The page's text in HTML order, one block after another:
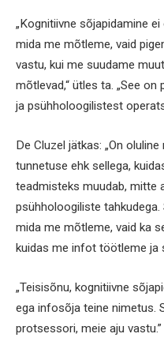
„Kognitiivne sõjapidamine
mida me mõtleme, vaid
vastu, kui me suudame
mõtlevad,“ ütles ta. „See
ja psühholoogilistest
De Cluzel jätkas: „On
tunnetuse ehk sellega,
teadmisteks muudab, mitte
psühholoogiliste
mida me mõtleme, vaid ka
kuidas me infot töötleme ja
„Teisisõnu, kognitiivne
ega infosõja teine nimetus.
protsessori, meie aju vastu.”